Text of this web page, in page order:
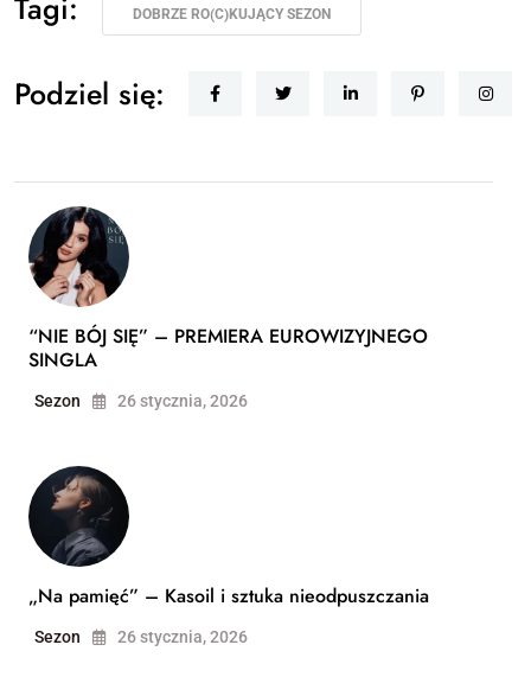
Tagi: DOBRZE RO(C)KUJĄCY SEZON
Podziel się:
“NIE BÓJ SIĘ” – PREMIERA EUROWIZYJNEGO
SINGLA
Sezon 26 stycznia, 2026
„Na pamięć” – Kasoil i sztuka nieodpuszczania
Sezon 26 stycznia, 2026